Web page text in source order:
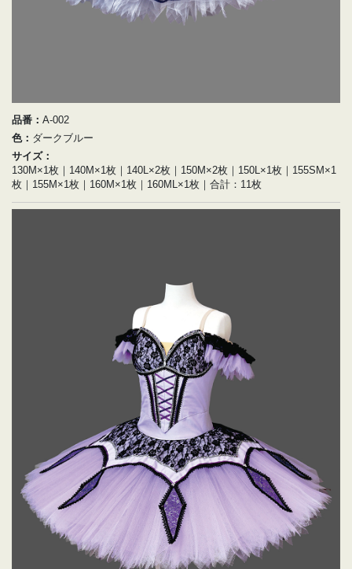
品番： A-002
色： ダークブルー
サイズ：
130M×1枚｜140M×1枚｜140L×2枚｜150M×2枚｜150L×1枚｜155SM×1
枚｜155M×1枚｜160M×1枚｜160ML×1枚｜合計：11枚